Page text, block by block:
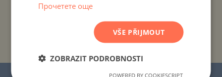
PROJEKTY A NEMOVITOSTI PODLE REGIONU
PROJEKTY A NEMOVITOSTI PODLE NÁZVU
CZECH
Прочетете още
VŠE PŘIJMOUT
ZOBRAZIT PODROBNOSTI
POWERED BY COOKIESCRIPT